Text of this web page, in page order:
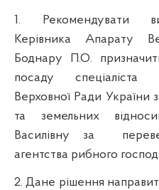
1. Рекомендувати в
Керівника Апарату
Боднару П.О.
посадуспеціаліста
Верховної Ради України
та земельних
Василівну за
агентства рибного
2. Дане рішення